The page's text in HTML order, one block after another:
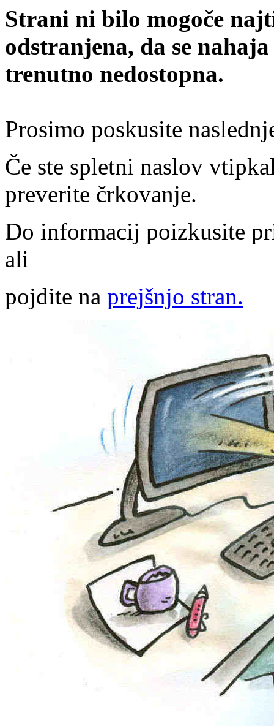
Strani ni bilo mogoče
odstranjena, da se
trenutno nedostopna.
Prosimo poskusite
Če ste spletni naslov
preverite črkovanje.
Do informacij poizkusite
ali
pojdite na prejšnjo stran.